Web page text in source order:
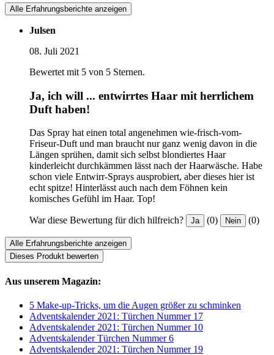
Alle Erfahrungsberichte anzeigen
Julsen
08. Juli 2021
Bewertet mit 5 von 5 Sternen.
Ja, ich will ... entwirrtes Haar mit herrlichem
Duft haben!
Das Spray hat einen total angenehmen wie-frisch-vom-
Friseur-Duft und man braucht nur ganz wenig davon in die
Längen sprühen, damit sich selbst blondiertes Haar
kinderleicht durchkämmen lässt nach der Haarwäsche. Habe
schon viele Entwirr-Sprays ausprobiert, aber dieses hier ist
echt spitze! Hinterlässt auch nach dem Föhnen kein
komisches Gefühl im Haar. Top!
War diese Bewertung für dich hilfreich? Ja (0) Nein (0)
Alle Erfahrungsberichte anzeigen
Dieses Produkt bewerten
Aus unserem Magazin:
5 Make-up-Tricks, um die Augen größer zu schminken
Adventskalender 2021: Türchen Nummer 17
Adventskalender 2021: Türchen Nummer 10
Adventskalender Türchen Nummer 6
Adventskalender 2021: Türchen Nummer 19